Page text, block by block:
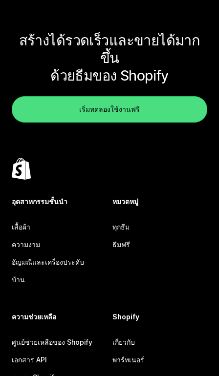
สร้างได้รวดเร็วและขายได้มาก
ขึ้น
ด้วยธีมของ Shopify
เริ่มทดลองใช้งานฟรี
อุตสาหกรรมชั้นนำ
เสื้อผ้า
ความงาม
อัญมณีและเครื่องประดับ
บ้าน
หมวดหมู่
ทุกธีม
ธีมฟรี
ความช่วยเหลือ
ศูนย์ช่วยเหลือของ Shopify
เอกสาร API
Shopify
เกี่ยวกับ
พาร์ทเนอร์